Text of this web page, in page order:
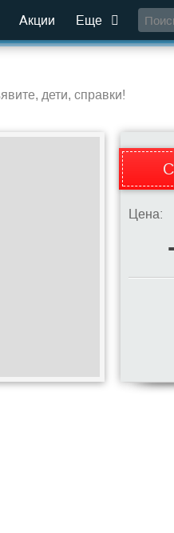
Акции Еще
дети, справки!
Цена: